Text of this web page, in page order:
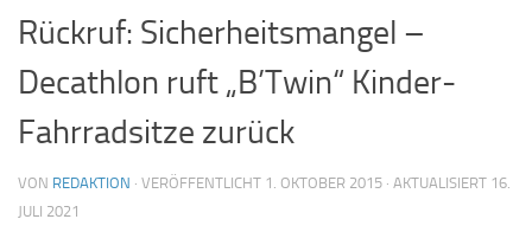
Rückruf: Sicherheitsmangel –
Decathlon ruft „B’Twin“ Kinder-
Fahrradsitze zurück
VON REDAKTION · VERÖFFENTLICHT 1. OKTOBER 2015 · AKTUALISIERT 16.
JULI 2021